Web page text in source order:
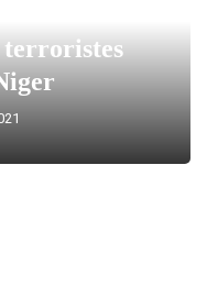
terroristes